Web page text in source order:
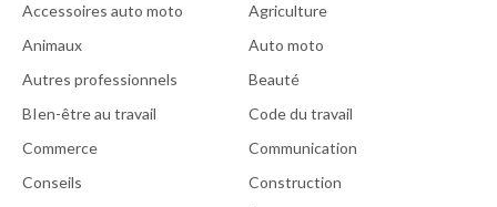
Accessoires auto moto
Agriculture
Animaux
Auto moto
Autres professionnels
Beauté
BIen-être au travail
Code du travail
Commerce
Communication
Conseils
Construction